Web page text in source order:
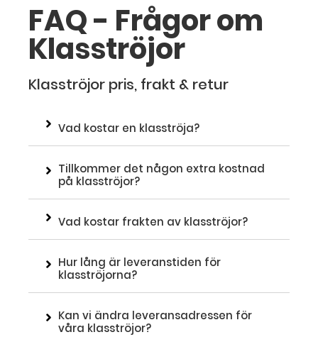
FAQ - Frågor om
Klasströjor
Klasströjor pris, frakt & retur
Vad kostar en klasströja?
Tillkommer det någon extra kostnad
på klasströjor?
Vad kostar frakten av klasströjor?
Hur lång är leveranstiden för
klasströjorna?
Kan vi ändra leveransadressen för
våra klasströjor?